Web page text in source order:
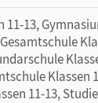
13,
Klassen
11-13,